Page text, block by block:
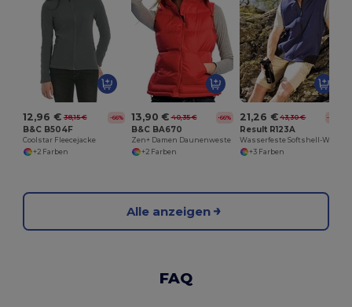
12,96 € 38,15 € -66%
B&C B504F
Coolstar Fleecejacke
+2 Farben
13,90 € 40,35 € -66%
B&C BA670
Zen+ Damen Daunenweste
+2 Farben
21,26 € 43,30 € -51%
Result R123A
+3 Farben
Alle anzeigen
FAQ